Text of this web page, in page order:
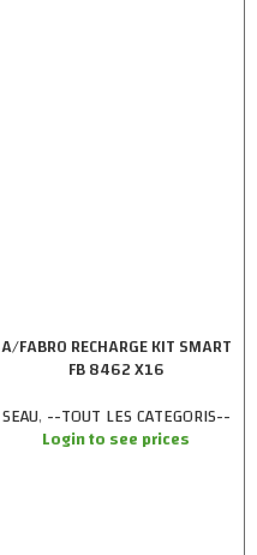
A/FABRO RECHARGE KIT SMART
FB 8462 X16
SEAU, --TOUT LES CATEGORIS--
Login to see prices